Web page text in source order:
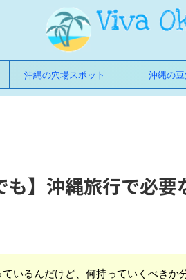
沖縄の穴場スポット 沖縄の
も】沖縄旅行で必要
いるんだけど、何持っていくべきか